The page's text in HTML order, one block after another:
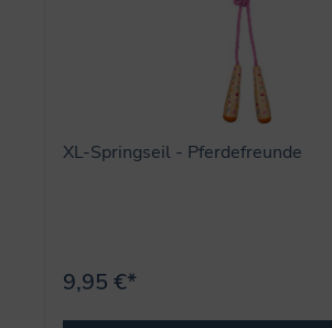
XL-Springseil - Pferdefreunde
9,95 €*